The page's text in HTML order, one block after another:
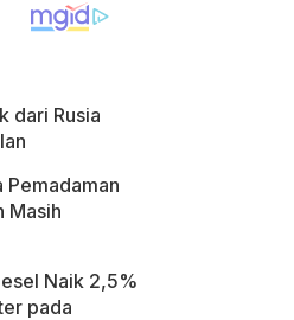
dari Rusia
Pemadaman
Masih
Naik 2,5%
pada